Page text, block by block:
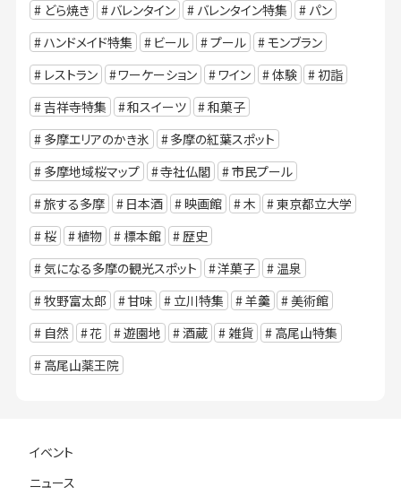
どら焼き
バレンタイン バレンタイン特集
パン
ハンドメイド特集
ビール プール
モンブラン
レストラン
ワーケーション ワイン 体験
初詣
吉祥寺特集
和スイーツ
和菓子
多摩エリアのかき氷
多摩の紅葉スポット
多摩地域桜マップ
寺社仏閣
市民プール
旅する多摩
日本酒 映画館 木
東京都立大学
桜
植物 標本館
歴史
気になる多摩の観光スポット
洋菓子
温泉
牧野富太郎
甘味 立川特集 羊羹
美術館
自然
花 遊園地 酒蔵 雑貨
高尾山特集
高尾山薬王院
イベント
ニュース